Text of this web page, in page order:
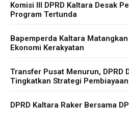
Komisi III DPRD Kaltara Desak
Program Tertunda
Bapemperda Kaltara
Ekonomi Kerakyatan
Transfer Pusat Menurun, DPRD
Tingkatkan Strategi Pembiayaan
DPRD Kaltara Raker Bersama